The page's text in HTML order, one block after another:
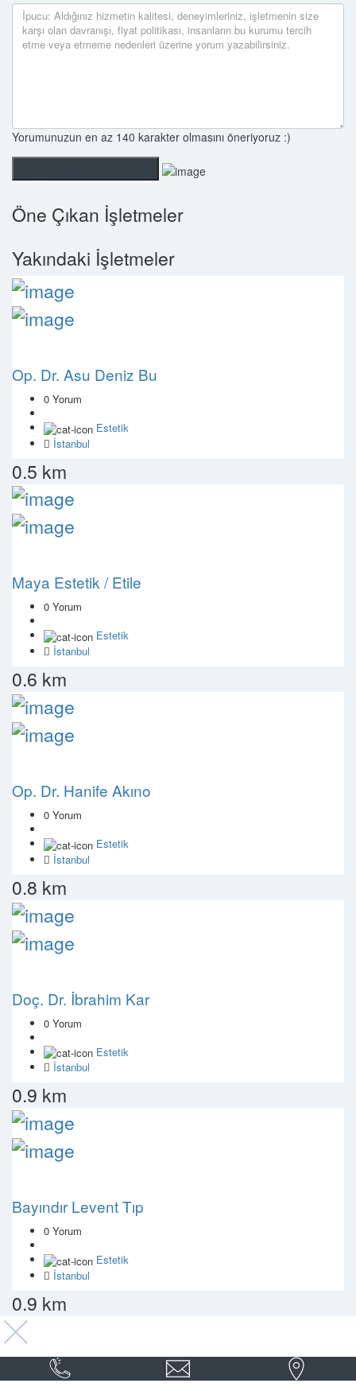
Yorumunuzun en az 140 karakter olmasını öneriyoruz :)
Öne Çıkan İşletmeler
Yakındaki İşletmeler
Op. Dr. Asu Deniz Bu
0 Yorum
Estetik
İstanbul
0.5 km
Maya Estetik / Etile
0 Yorum
Estetik
İstanbul
0.6 km
Op. Dr. Hanife Akıno
0 Yorum
Estetik
İstanbul
0.8 km
Doç. Dr. İbrahim Kar
0 Yorum
Estetik
İstanbul
0.9 km
Bayındır Levent Tıp
0 Yorum
Estetik
İstanbul
0.9 km